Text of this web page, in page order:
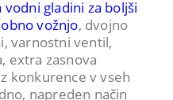
gladini za boljši
vožnjo, dvojno
varnostni ventil,
extra zasnova
konkurence v vseh
napreden način